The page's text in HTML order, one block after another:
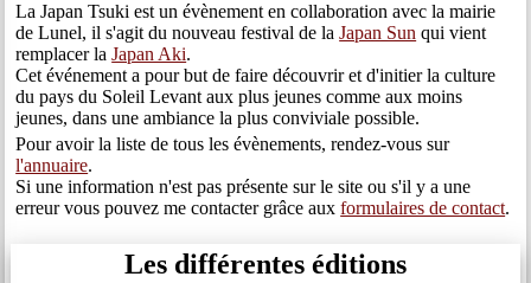
La Japan Tsuki est un évènement en collaboration avec la mairie
de Lunel, il s'agit du nouveau festival de laJapan Sun qui vient
remplacer laJapan Aki.
Cet événement a pour but de faire découvrir et d'initier la culture
du pays du Soleil Levant aux plus jeunes comme aux moins
jeunes, dans une ambiance la plus conviviale possible.
Pour avoir la liste de tous les évènements, rendez-vous sur
l'annuaire.
Si une information n'est pas présente sur le site ou s'il y a une
erreur vous pouvez me contacter grâce auxformulaires de contact.
Les différentes éditions